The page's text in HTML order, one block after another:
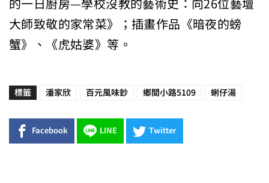
大師致敬的家常菜》；插畫作品《暗夜的螃
蟹》、《虎姑婆》等。
標籤 潘家欣 百元風味鈔 鄉間小路5109 蜊仔湯
Facebook LINE Twitter